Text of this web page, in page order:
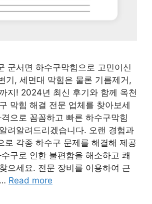
군서면 하수구막힘으로 고민이신
기, 세면대 막힘은 물론 기름제거,
지! 2024년 최신 후기와 함께 옥천
막힘 해결 전문 업체를 찾아보세
으로 꼼꼼하고 빠른 하수구막힘
려알려드리겠습니다. 오랜 경험과
로 각종 하수구 문제를 해결해 제공
구로 인한 불편함을 해소하고 쾌
으세요. 전문 장비를 이용하여 근
Read more